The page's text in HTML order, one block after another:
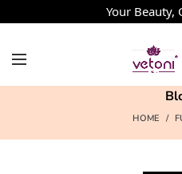
Your Beauty,
HOME